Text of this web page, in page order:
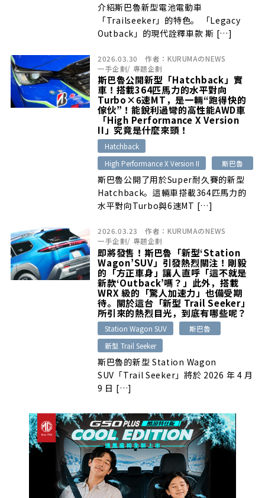
介紹斯巴魯新型電池電動車
「Trailseeker」的特色。 「Legacy
Outback」的現代詮釋車款 斯 […]
2026.03.30 作者： KURUMAのNEWS
一手企劃/ 專題企劃
斯巴魯公開新型「Hatchback」實
車！搭載364匹馬力的水平對向
Turbo×6速MT，是一輛“跑得快的
傢伙”！能銳利過彎的高性能AWD車
「High Performance X Version
II」究竟是什麼來頭！
Hatchback
High Performance X Version II
斯巴魯
斯巴魯公開了用於Super耐久賽的新型
Hatchback。這輛車搭載364匹馬力的
水平對向Turbo與6速MT […]
2026.03.23 作者： KURUMAのNEWS
一手企劃/ 專題企劃
即將發售！斯巴魯「新型‘Station
Wagon’SUV」引發熱烈關注！剛毅
的「方正車身」讓人直呼「這不就是
新款‘Outback’嗎？」此外，搭載
WRX 級的「驚人加速力」也備受期
待。關於這台「新型 Trail Seeker」
所引來的熱烈目光，到底有哪些呢？
Station Wagon SUV
斯巴魯
新型 Trail Seeker
斯巴魯的新型 Station Wagon
SUV「Trail Seeker」將於 2026 年 4 月
9 日 […]